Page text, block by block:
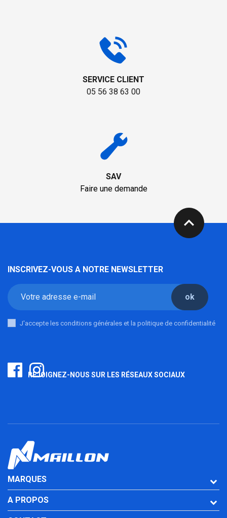
SERVICE CLIENT
05 56 38 63 00
SAV
Faire une demande
expand_less
INSCRIVEZ-VOUS A NOTRE NEWSLETTER
ok
J'accepte les conditions générales et la politique de confidentialité
REJOIGNEZ-NOUS SUR LES RÉSEAUX SOCIAUX
MARQUES
A PROPOS